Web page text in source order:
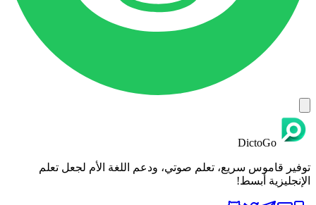
DictoGo
توفير قاموس سريع، تعلم صوتي، ودعم اللغة الأم لجعل تعلم
الإنجليزية أبسط!